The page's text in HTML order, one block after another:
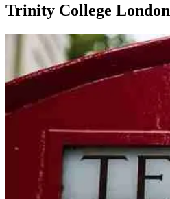
Trinity College London